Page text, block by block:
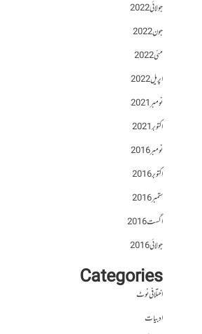
جولائی 2022
جون 2022
مئی 2022
اپریل 2022
نومبر 2021
اکتوبر 2021
نومبر 2016
اکتوبر 2016
ستمبر 2016
اگست 2016
جولائی 2016
Categories
اختلافی نوٹ
ادبیات